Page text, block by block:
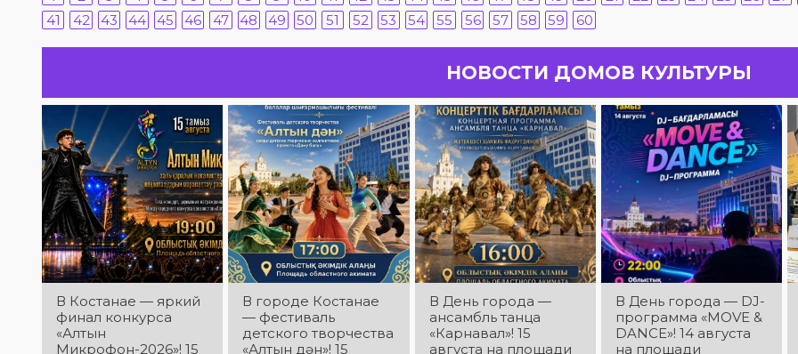
41
42 43 44 45 46 47 48 49 50 51 52 53 54 55 56 57 58 59 60
НОВОСТИ ДОМОВ КУЛЬТУРЫ
В Костанае — яркий
финал конкурса
«Алтын
Микрофон-2026»! 15
В городе Костанае
— фестиваль
детского творчества
«Алтын дән»! 15
В День города —
ансамбль танца
«Карнавал»! 15
августа на площади
В День города — DJ-
программа «MOVE &
DANCE»! 14 августа
на площади